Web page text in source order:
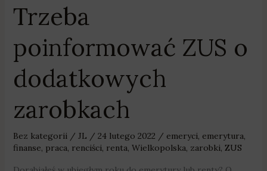
Trzeba
poinformować ZUS o
dodatkowych
zarobkach
Bez kategorii/ JL / 24 lutego 2022 / emeryci, emerytura,
finanse, praca, renciści, renta, Wielkopolska, zarobki, ZUS